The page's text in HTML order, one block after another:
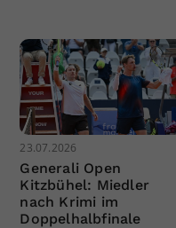
23.07.2026
Generali Open
Kitzbühel: Miedler
nach Krimi im
Doppelhalbfinale